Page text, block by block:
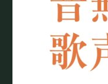
プライバシーポリシー